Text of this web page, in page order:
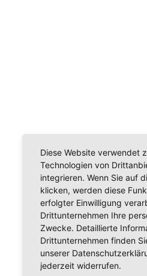
Diese Website verwendet
Technologien von
integrieren. Wenn Sie auf
klicken, werden diese
erfolgter Einwilligung
Drittunternehmen Ihre
Zwecke. Detaillierte
Drittunternehmen finden
unserer
jederzeit widerrufen.